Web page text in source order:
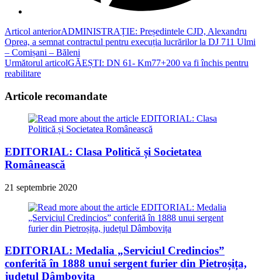
Read
more
articles
Articol anteriorADMINISTRAȚIE: Președintele CJD, Alexandru
Oprea, a semnat contractul pentru execuția lucrărilor la DJ 711 Ulmi
– Comișani – Băleni
Următorul articolGĂEȘTI: DN 61- Km77+200 va fi închis pentru
reabilitare
Articole recomandate
EDITORIAL: Clasa Politică și Societatea
Românească
21 septembrie 2020
EDITORIAL: Medalia „Serviciul Credincios”
conferită în 1888 unui sergent furier din Pietroșița,
județul Dâmbovița